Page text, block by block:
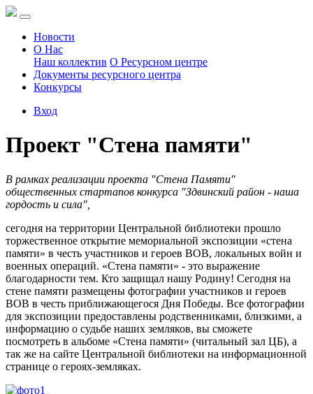
Новости
О Нас
Наш коллектив О Ресурсном центре
Документы ресурсного центра
Конкурсы
Вход
Проект "Стена памяти"
В рамках реализации проекта "Стена Памяти"
общественных стартапов конкурса "Здвинский район - наша
гордость и сила",
сегодня на территории Центральной библиотеки прошло
торжественное открытие мемориальной экспозиции «стена
памяти» в честь участников и героев ВОВ, локальных войн и
военных операций. «Стена памяти» - это выражение
благодарности тем. Кто защищал нашу Родину! Сегодня на
стене памяти размещены фотографии участников и героев
ВОВ в честь приближающегося Дня Победы. Все фотографии
для экспозиции предоставлены родственниками, близкими, а
информацию о судьбе наших земляков, вы сможете
посмотреть в альбоме «Стена памяти» (читальный зал ЦБ), а
так же на сайте Центральной библиотеки на информационной
странице о героях-земляках.